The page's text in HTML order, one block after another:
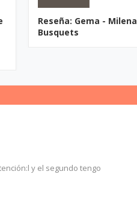
Reseña: Gema - Milena
Busquets
y el segundo tengo